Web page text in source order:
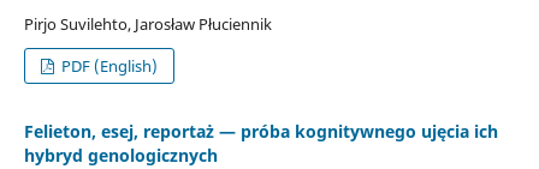
Pirjo Suvilehto, Jarosław Płuciennik
PDF (English)
Felieton, esej, reportaż — próba kognitywnego ujęcia ich
hybryd genologicznych